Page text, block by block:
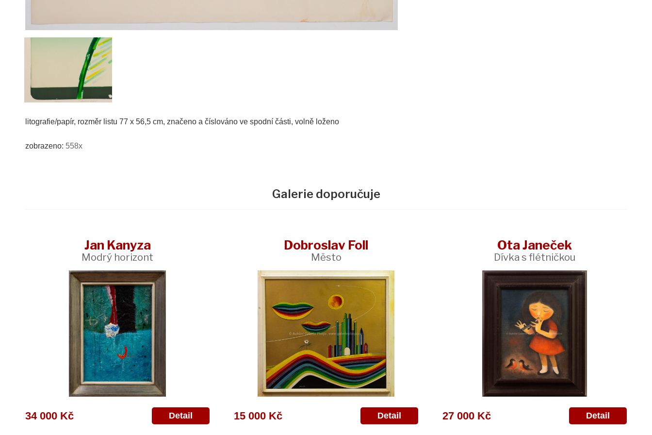
litografie/papír, rozměr listu 77 x 56,5 cm, značeno a číslováno ve spodní části, volně loženo
zobrazeno: 558x
Galerie doporučuje
Jan Kanyza
Modrý horizont
34 000 Kč Detail
Dobroslav Foll
Město
15 000 Kč Detail
Ota Janeček
Dívka s flétničkou
27 000 Kč Detail